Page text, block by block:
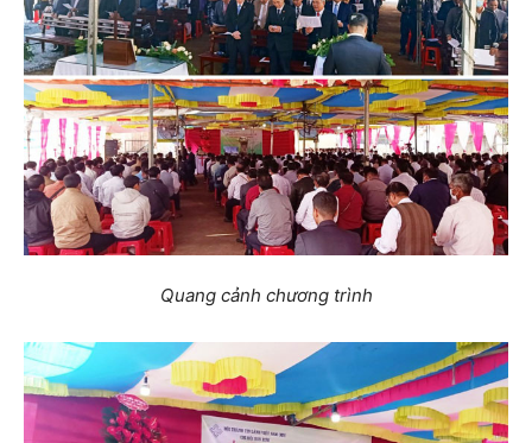
Quang cảnh chương trình